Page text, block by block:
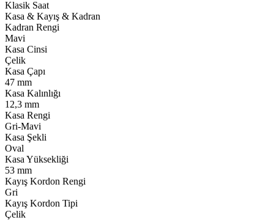
Klasik Saat
Kasa & Kayış & Kadran
Kadran Rengi
Mavi
Kasa Cinsi
Çelik
Kasa Çapı
47 mm
Kasa Kalınlığı
12,3 mm
Kasa Rengi
Gri-Mavi
Kasa Şekli
Oval
Kasa Yüksekliği
53 mm
Kayış Kordon Rengi
Gri
Kayış Kordon Tipi
Çelik